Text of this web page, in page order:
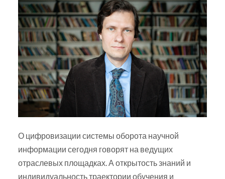
О цифровизации системы оборота научной
информации сегодня говорят на ведущих
отраслевых площадках. А открытость знаний и
индивидуальность траектории обучения и